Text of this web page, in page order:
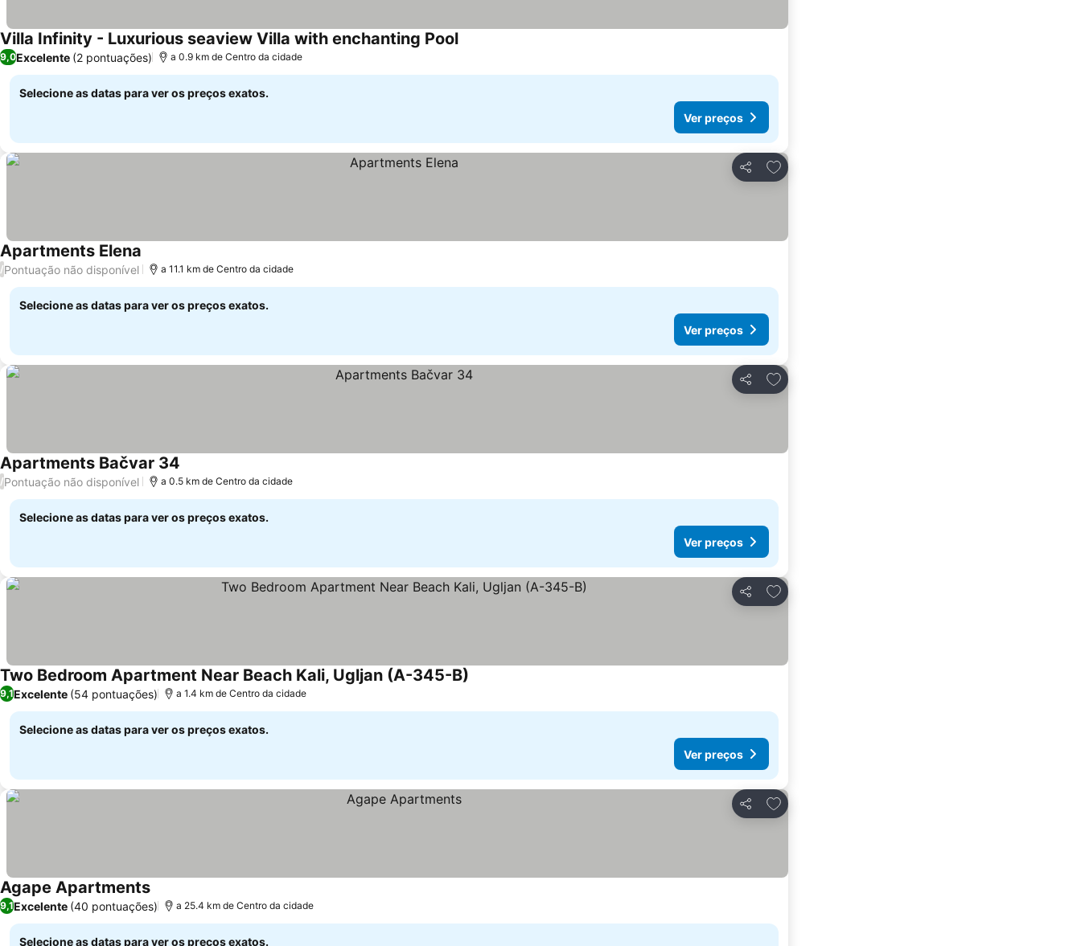
Villa Infinity - Luxurious seaview Villa with enchanting PoolVer preços
9,0Excelente (2 pontuações) a 0.9 km de Centro da cidade
Selecione as datas para ver os preços exatos.
Ver preços
Partilhar
Adicionar aos favoritos
Apartments Elena Ver preços
/Pontuação não disponível a 11.1 km de Centro da cidade
Selecione as datas para ver os preços exatos.
Ver preços
Partilhar
Adicionar aos favoritos
Apartments Bačvar 34
/Pontuação não disponível a 0.5 km de Centro da cidade
Selecione as datas para ver os preços exatos.
Ver preços
Partilhar
Adicionar aos favoritos
Two Bedroom Apartment Near Beach Kali, Ugljan (A-345-B)
9,1Excelente (54 pontuações) a 1.4 km de Centro da cidade
Selecione as datas para ver os preços exatos.
Ver preços
Partilhar
Adicionar aos favoritos
Agape ApartmentsVer preços
9,1Excelente (40 pontuações) a 25.4 km de Centro da cidade
Selecione as datas para ver os preços exatos.